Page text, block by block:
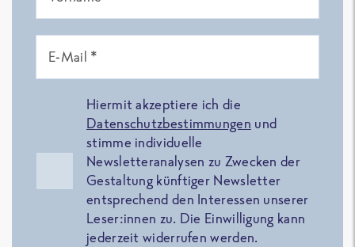
E-Mail *
Hiermit akzeptiere ich die
Datenschutzbestimmungen und
stimme individuelle
Newsletteranalysen zu Zwecken der
Gestaltung künftiger Newsletter
entsprechend den Interessen unserer
Leser:innen zu. Die Einwilligung kann
jederzeit widerrufen werden.